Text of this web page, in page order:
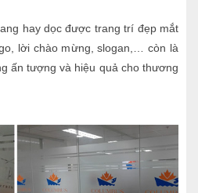
hay dọc được trang trí đẹp mắt
lời chào mừng, slogan,… còn là
ấn tượng và hiệu quả cho thương